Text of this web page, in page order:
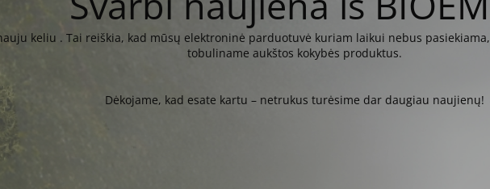
keliu . Tai reiškia, kad mūsų elektroninė parduotuvė kuriam laikui nebus
tobuliname aukštos kokybės produktus.
Dėkojame, kad esate kartu – netrukus turėsime dar daugiau naujienų!